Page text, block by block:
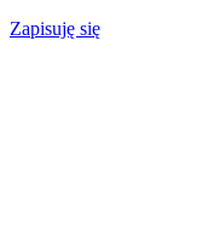
Zapisuję się